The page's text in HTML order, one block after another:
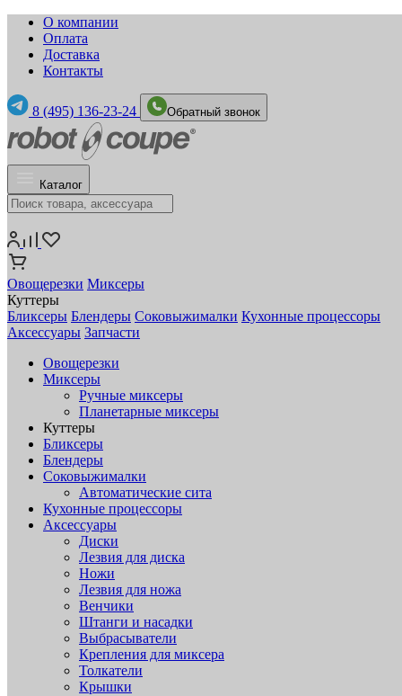
О компании
Оплата
Доставка
Контакты
8 (495) 136-23-24 Обратный звонок
Каталог
Овощерезки Миксеры
Куттеры
Бликсеры Блендеры Соковыжималки Кухонные процессоры
Аксессуары Запчасти
Овощерезки
Миксеры
Ручные миксеры
Планетарные миксеры
Куттеры
Бликсеры
Блендеры
Соковыжималки
Автоматические сита
Кухонные процессоры
Аксессуары
Диски
Лезвия для диска
Ножи
Лезвия для ножа
Венчики
Штанги и насадки
Выбрасыватели
Крепления для миксера
Толкатели
Крышки